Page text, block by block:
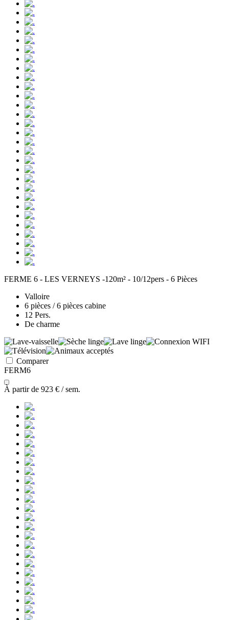
FERME 6 - LES VERNEYS -120m² - 10/12pers - 6 Pièces
Valloire
6 pièces / 6 pièces cabine
12 Pers.
De charme
Comparer
FERM6
À partir de 923 € / sem.